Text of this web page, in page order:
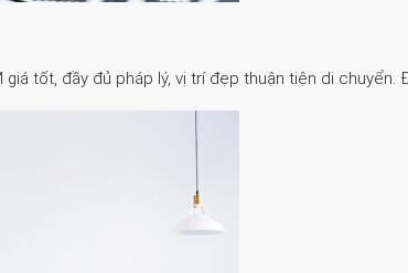
giá tốt, đầy đủ pháp lý, vị trí đẹp thuận tiện di